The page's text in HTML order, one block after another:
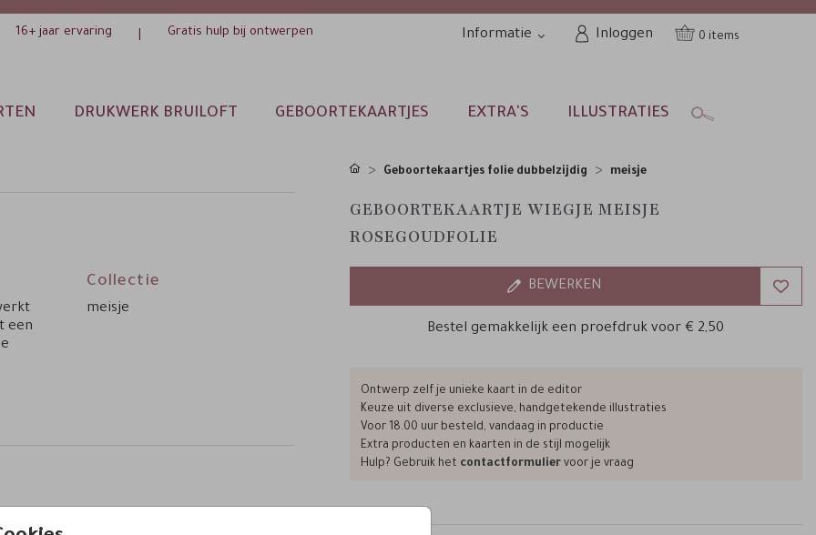
16+ jaar ervaring Gratis hulp bij ontwerpen Informatie Inloggen 0
DRUKWERK BRUILOFT GEBOORTEKAARTJES EXTRA'S ILLUSTRATIES
een
een
Collectie
meisje
Geboortekaartjes folie dubbelzijdig meisje
GEBOORTEKAARTJE WIEGJE MEISJE
ROSEGOUDFOLIE
BEWERKEN
Bestel gemakkelijk een proefdruk voor€ 2,50
Ontwerp zelf je unieke kaart in de editor
Keuze uit diverse exclusieve, handgetekende illustraties
Voor 18.00 uur besteld, vandaag in productie
Extra producten en kaarten in de stijl mogelijk
Hulp? Gebruik het contactformuliervoor je vraag